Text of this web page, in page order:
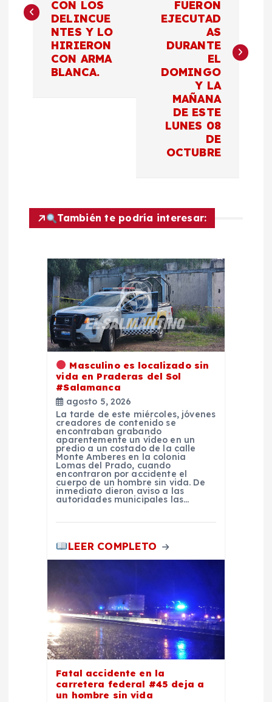
e
n
CON LOS
DELINCUE
NTES Y LO
HIRIERON
CON ARMA
BLANCA.
FUERON
EJECUTAD
AS
DURANTE
EL
DOMINGO
Y LA
MAÑANA
DE ESTE
LUNES 08
DE
OCTUBRE
También te podría interesar:
Masculino es localizado sin
vida en Praderas del Sol
#Salamanca
agosto 5, 2026
La tarde de este miércoles, jóvenes
creadores de contenido se
encontraban grabando
aparentemente un vídeo en un
predio a un costado de la calle
Monte Amberes en la colonia
Lomas del Prado, cuando
encontraron por accidente el
cuerpo de un hombre sin vida. De
inmediato dieron aviso a las
autoridades municipales las…
LEER COMPLETO
Fatal accidente en la
carretera federal #45 deja a
un hombre sin vida